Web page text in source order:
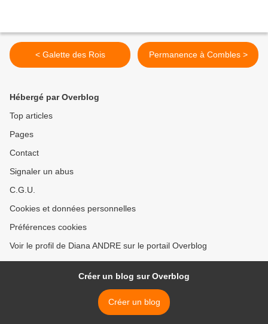
< Galette des Rois Permanence à Combles >
Hébergé par Overblog
Top articles
Pages
Contact
Signaler un abus
C.G.U.
Cookies et données personnelles
Préférences cookies
Voir le profil de Diana ANDRE sur le portail Overblog
Créer un blog sur Overblog
Créer un blog